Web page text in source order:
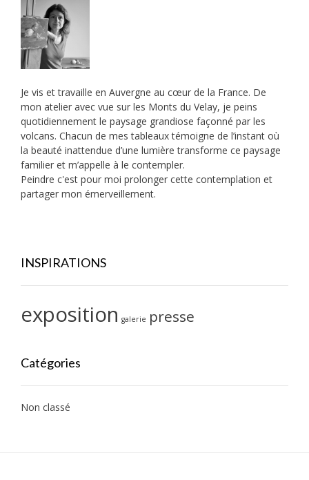
Je vis et travaille en Auvergne au cœur de la France. De
mon atelier avec vue sur les Monts du Velay, je peins
quotidiennement le paysage grandiose façonné par les
volcans. Chacun de mes tableaux témoigne de l’instant où
la beauté inattendue d’une lumière transforme ce paysage
familier et m’appelle à le contempler.
Peindre c'est pour moi prolonger cette contemplation et
partager mon émerveillement.
INSPIRATIONS
exposition galerie presse
Catégories
Non classé